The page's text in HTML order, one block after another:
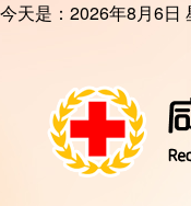
今天是： 2026年8月6日